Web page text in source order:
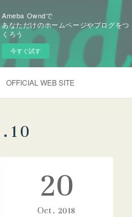
Ameba Owndで
あなただけのホームページやブログをつ
くろう
今すぐ試す
OFFICIAL WEB SITE
. 10
20
Oct 2018